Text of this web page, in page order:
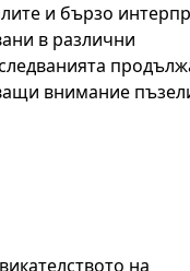
и бързо
в различни
внимание
на